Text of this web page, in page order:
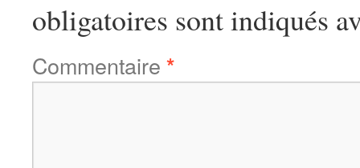
obligatoires sont indiqués
Commentaire *